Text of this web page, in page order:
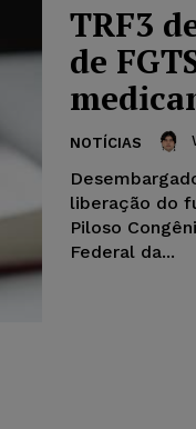
TRF3
de
NOTÍCIAS
liberação do
Piloso
Federal da...